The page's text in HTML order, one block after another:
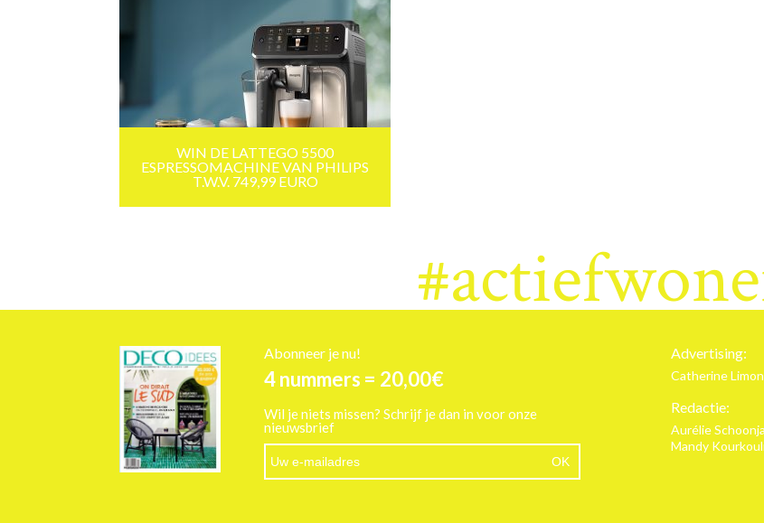
WIN DE LATTEGO 5500
ESPRESSOMACHINE VAN PHILIPS
T.W.V. 749,99 EURO
Abonneer je nu!
4 nummers = 20,00€
Wil je niets missen? Schrijf je dan in voor onze
nieuwsbrief
Advertising:
Catherine Limon
Redactie:
Aurélie
Mandy